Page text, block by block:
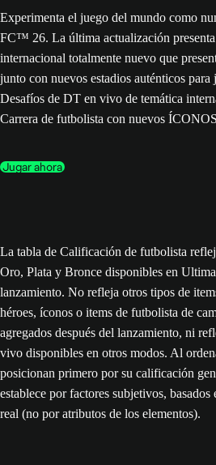
Experimenta el juego del mundo como
FC™ 26. La última actualización
internacional totalmente nuevo que
junto con nuevos estadios auténticos para
Desafíos de DT en vivo de temática
Carrera de futbolista con nuevos
Jugar ahora
La tabla de Calificación de futbolista
Oro, Plata y Bronce disponibles en
lanzamiento. No refleja otros tipos de
héroes, íconos o items de futbolista de
agregados después del lanzamiento, ni
vivo disponibles en otros modos. Al
posicionan primero por su calificación
establece por factores subjetivos,
real (no por atributos de los elementos).